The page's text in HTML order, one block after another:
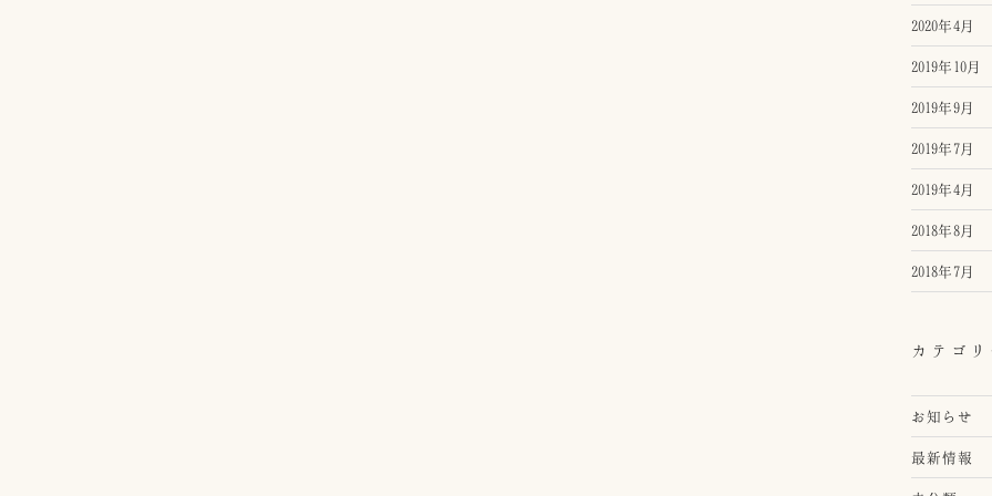
2020年4月
2019年10月
2019年9月
2019年7月
2019年4月
2018年8月
2018年7月
カテゴ
お知らせ
最新情報